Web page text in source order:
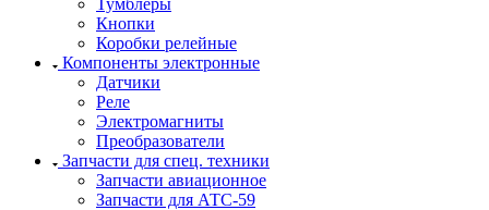
Кнопки
Коробки релейные
Компоненты электронные
Датчики
Реле
Электромагниты
Преобразователи
Запчасти для спец. техники
Запчасти авиационное
Запчасти для АТС-59